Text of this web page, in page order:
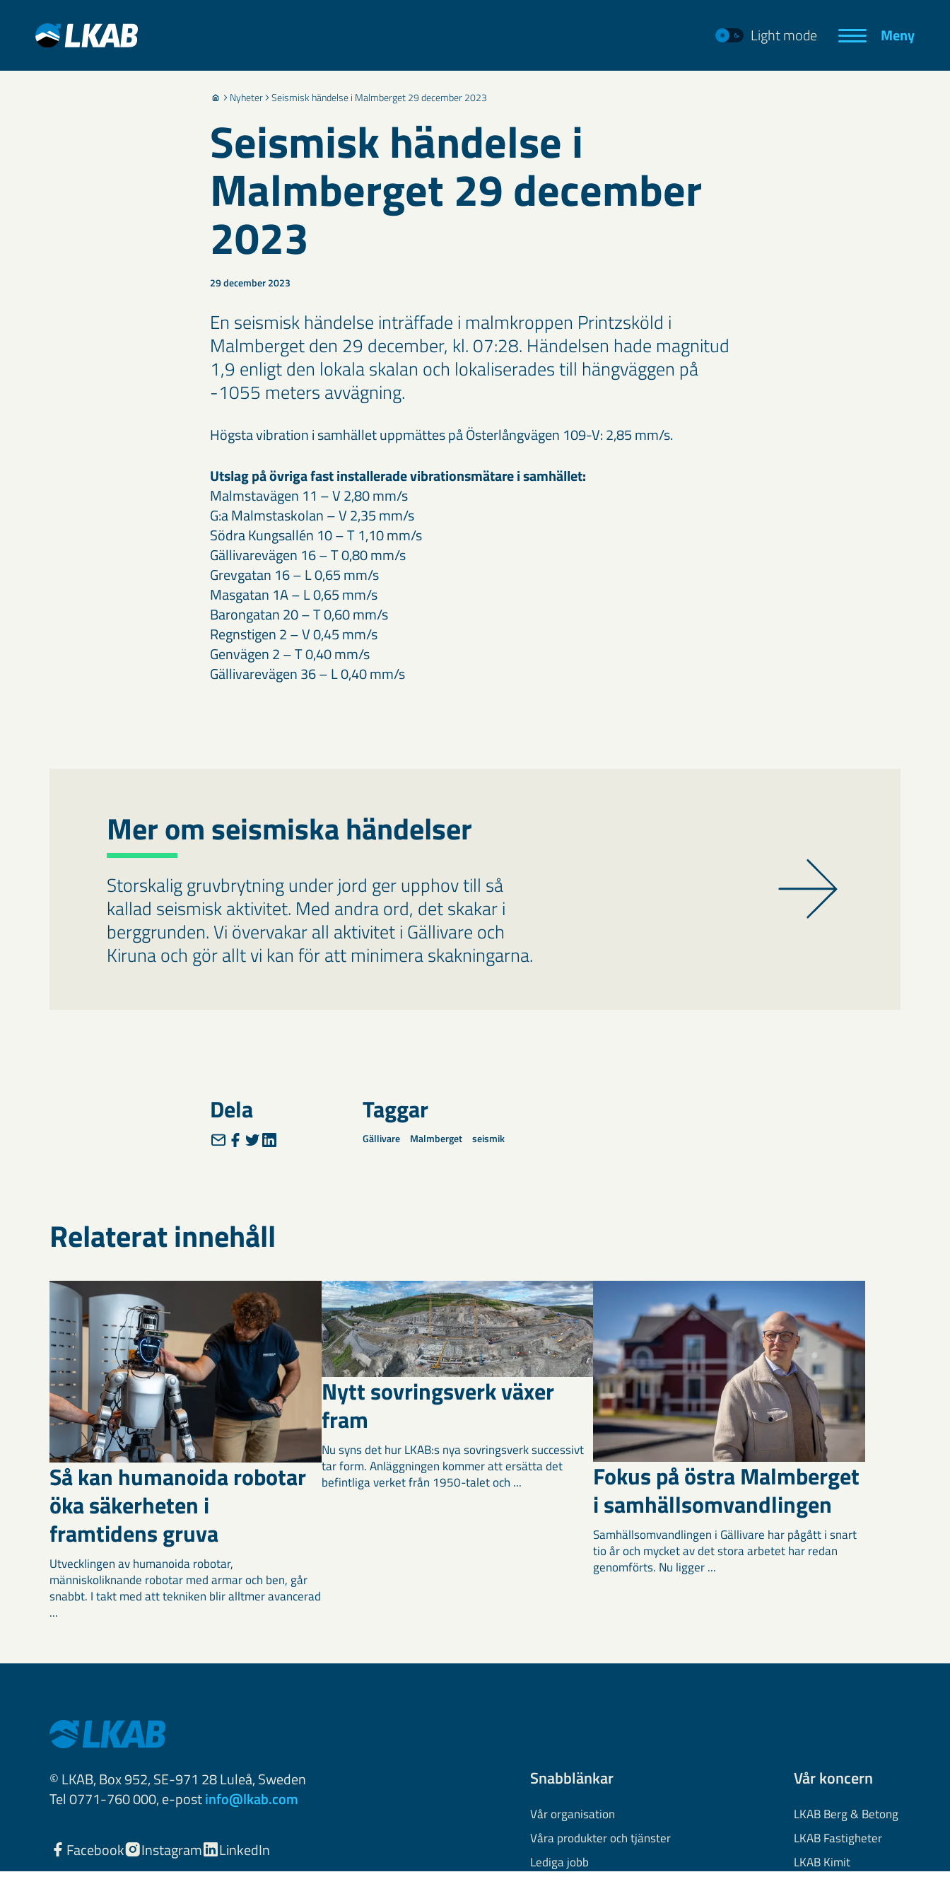
Light mode Meny
Nyheter Seismisk händelse i Malmberget 29 december 2023
Seismisk händelse i
Malmberget 29 december
2023
29 december 2023
​En seismisk händelse inträffade i malmkroppen Printzsköld i
Malmberget den 29 december, kl. 07:28. Händelsen hade magnitud
1,9 enligt den lokala skalan och lokaliserades till hängväggen på
-1055 meters avvägning.
​Högsta vibration i samhället uppmättes på Österlångvägen 109-V: 2,85 mm/s.
Utslag på övriga fast installerade vibrationsmätare i samhället:
Malmstavägen 11 – V 2,80 mm/s
G:a Malmstaskolan – V 2,35 mm/s
Södra Kungsallén 10 – T 1,10 mm/s
Gällivarevägen 16 – T 0,80 mm/s
Grevgatan 16 – L 0,65 mm/s
Masgatan 1A – L 0,65 mm/s
Barongatan 20 – T 0,60 mm/s
Regnstigen 2 – V 0,45 mm/s
Genvägen 2 – T 0,40 mm/s
Gällivarevägen 36 – L 0,40 mm/s
Mer om seismiska händelser
Storskalig gruvbrytning under jord ger upphov till så
kallad seismisk aktivitet. Med andra ord, det skakar i
berggrunden. Vi övervakar all aktivitet i Gällivare och
Kiruna och gör allt vi kan för att minimera skakningarna.
Dela Taggar
Gällivare Malmberget seismik
Relaterat innehåll
Så kan humanoida robotar
öka säkerheten i
framtidens gruva
Utvecklingen av humanoida robotar,
människoliknande robotar med armar och ben, går
snabbt. I takt med att tekniken blir alltmer avancerad
...
Nytt sovringsverk växer
fram
Nu syns det hur LKAB:s nya sovringsverk successivt
tar form. Anläggningen kommer att ersätta det
befintliga verket från 1950-talet och ...
Fokus på östra Malmberget
i samhällsomvandlingen
Samhällsomvandlingen i Gällivare har pågått i snart
tio år och mycket av det stora arbetet har redan
genomförts. Nu ligger ...
© LKAB, Box 952, SE-971 28 Luleå, Sweden
Tel 0771-760 000, e-postinfo@lkab.com
Facebook Instagram LinkedIn
Snabblänkar
Vår organisation
Våra produkter och tjänster
Lediga jobb
Vår koncern
LKAB Berg & Betong
LKAB Fastigheter
LKAB Kimit